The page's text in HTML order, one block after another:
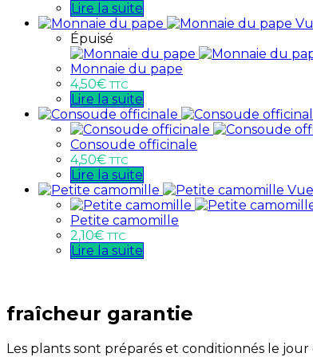
Lire la suite
Épuisé
Monnaie du pape
4,50€ TTC
Lire la suite
Consoude officinale
4,50€ TTC
Lire la suite
Petite camomille
2,10€ TTC
Lire la suite
fraîcheur garantie
Les plants sont préparés et conditionnés le